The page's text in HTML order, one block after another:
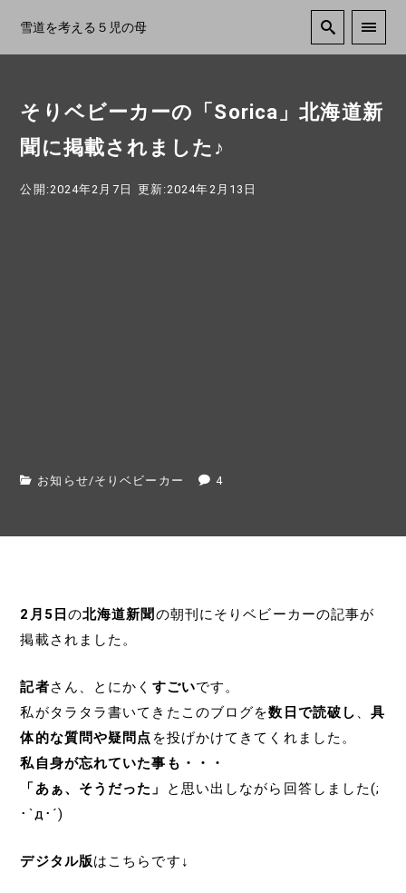
雪道を考える５児の母
そりベビーカーの「Sorica」北海道新
聞に掲載されました♪
公開:2024年2月7日 更新:2024年2月13日
お知らせ/そりベビーカー 4
2月5日 の北海道新聞の朝刊にそりベビーカーの記事が
掲載されました。
記者さん、とにかく すごいです。
私がタラタラ書いてきたこのブログを数日で読破し 、具
体的な質問や疑問点 を投げかけてきてくれました。
私自身が忘れていた事も・・・
「あぁ、そうだった」
と思い出しながら回答しました(;
･`д･´)
デジタル版はこちらです↓